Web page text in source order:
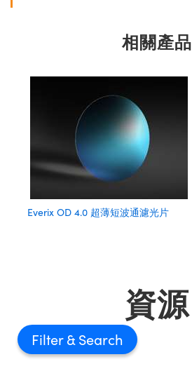
相關產品
Everix OD 4.0 超薄短波通濾光片
資源
Filter